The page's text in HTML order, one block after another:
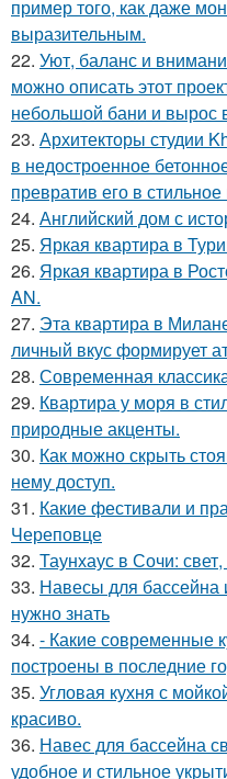
пример того, как даже
выразительным.
22. Уют, баланс и
можно описать этот
небольшой бани и
23. Архитекторы студии
в недостроенное
превратив его в
24. Английский дом с
25. Яркая квартира в
26. Яркая квартира в
AN.
27. Эта квартира в
личный вкус формирует
28. Современная
29. Квартира у моря в
природные акценты.
30. Как можно скрыть
нему доступ.
31. Какие фестивали и
Череповце
32. Таунхаус в Сочи:
33. Навесы для бассейна
нужно знать
34. - Какие современные
построены в последние
35. Угловая кухня с
красиво.
36. Навес для бассейна
удобное и стильное